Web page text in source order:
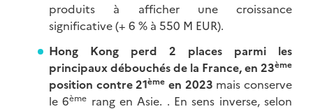
produits à afficher une croissance
significative (+ 6 % à 550 M EUR).
Hong Kong perd 2 places parmi les
principaux débouchés de la France, en 23ème
position contre 21ème en 2023 mais conserve
le 6ème rang en Asie. . En sens inverse, selon